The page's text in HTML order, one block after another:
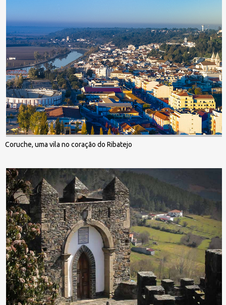
Coruche, uma vila no coração do Ribatejo